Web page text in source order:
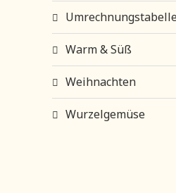
Warm & Süß
Weihnachten
Wurzelgemüse